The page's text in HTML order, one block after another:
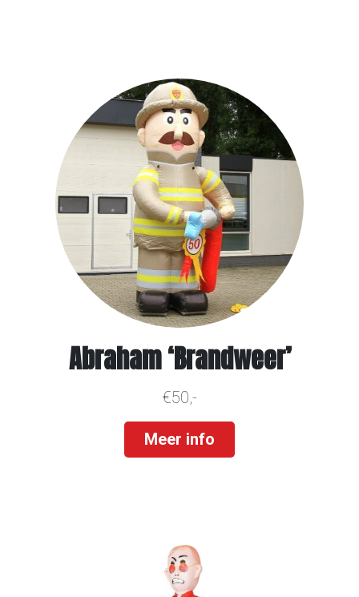
Abraham ‘Brandweer’
€50,-
Meer info